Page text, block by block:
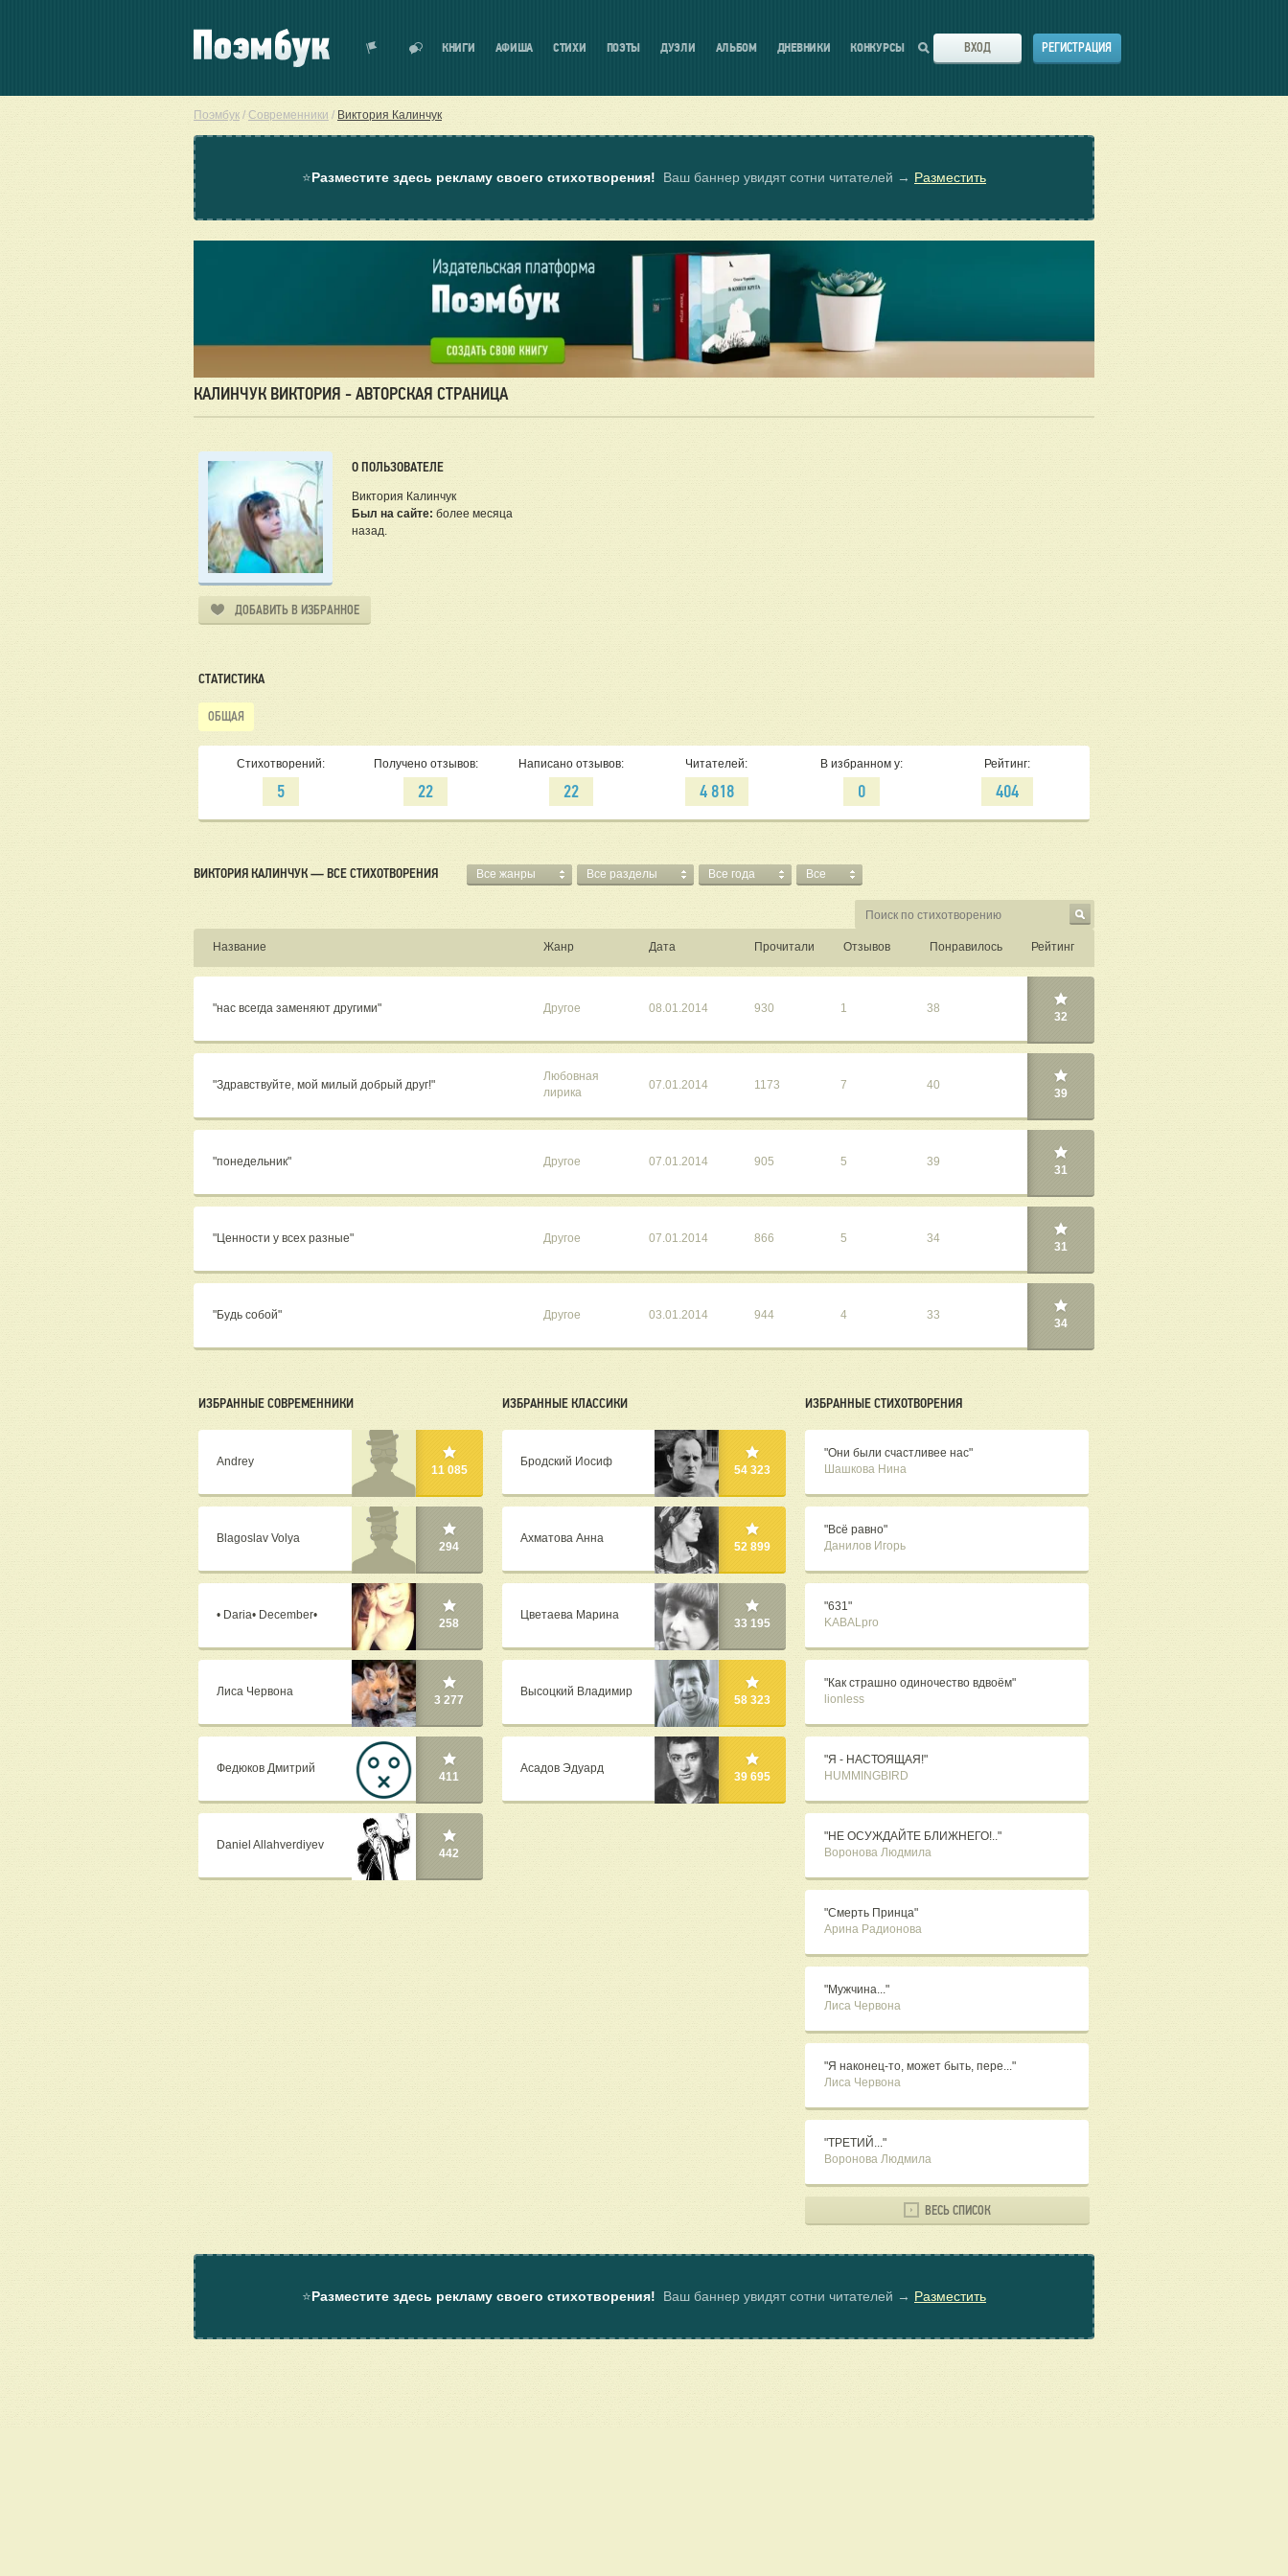
КНИГИ АФИША СТИХИ ПОЭТЫ ДУЭЛИ АЛЬБОМ ДНЕВНИКИ КОНКУРСЫ ВХОД РЕГИСТРАЦИЯ
Поэмбук / Современники / Виктория Калинчук
⭐Разместите здесь рекламу своего стихотворения! Ваш баннер увидят сотни читателей → Разместить
КАЛИНЧУК ВИКТОРИЯ - АВТОРСКАЯ СТРАНИЦА
О ПОЛЬЗОВАТЕЛЕ
Виктория Калинчук
Был на сайте: более месяца
назад.
ДОБАВИТЬ В ИЗБРАННОЕ
СТАТИСТИКА
ОБЩАЯ
Стихотворений:
5
Получено отзывов:
22
Написано отзывов:
22
Читателей:
4 818
В избранном у:
0
Рейтинг:
404
ВИКТОРИЯ КАЛИНЧУК — ВСЕ СТИХОТВОРЕНИЯ Все жанры Все разделы Все года Все
Название Жанр Дата Прочитали Отзывов Понравилось Рейтинг
"нас всегда заменяют другими" Другое 08.01.2014 930 1 38
32
"Здравствуйте, мой милый добрый друг!"
Любовная
лирика
07.01.2014 1173 7 40
39
"понедельник" Другое 07.01.2014 905 5 39
31
"Ценности у всех разные" Другое 07.01.2014 866 5 34
31
"Будь собой" Другое 03.01.2014 944 4 33
34
ИЗБРАННЫЕ СОВРЕМЕННИКИ
Andrey
11 085
Blagoslav Volya
294
• Daria• December•
258
Лиса Червона
3 277
Федюков Дмитрий
411
Daniel Allahverdiyev
442
ИЗБРАННЫЕ КЛАССИКИ
Бродский Иосиф
54 323
Ахматова Анна
52 899
Цветаева Марина
33 195
Высоцкий Владимир
58 323
Асадов Эдуард
39 695
ИЗБРАННЫЕ СТИХОТВОРЕНИЯ
"Они были счастливее нас"
Шашкова Нина
"Всё равно"
Данилов Игорь
"631"
KABALpro
"Как страшно одиночество вдвоём"
lionless
"Я - НАСТОЯЩАЯ!"
HUMMINGBIRD
"НЕ ОСУЖДАЙТЕ БЛИЖНЕГО!.."
Воронова Людмила
"Смерть Принца"
Арина Радионова
"Мужчина..."
Лиса Червона
"Я наконец-то, может быть, пере..."
Лиса Червона
"ТРЕТИЙ..."
Воронова Людмила
ВЕСЬ СПИСОК
⭐Разместите здесь рекламу своего стихотворения! Ваш баннер увидят сотни читателей → Разместить